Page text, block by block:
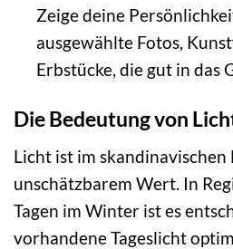
Zeige deine
ausgewählte Fotos,
Erbstücke, die gut in das
Die Bedeutung von
Licht ist im skandinavischen
unschätzbarem Wert. In
Tagen im Winter ist es
vorhandene Tageslicht